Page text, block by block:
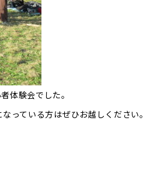
体験会でした。
っている方はぜひお越しください。